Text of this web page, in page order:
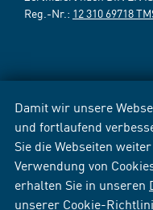
Damit wir unsere
und fortlaufend
Sie die Webseiten
Verwendung von
erhalten Sie in unseren
unserer Cookie-
Reg.-Nr.: 12 310 69718